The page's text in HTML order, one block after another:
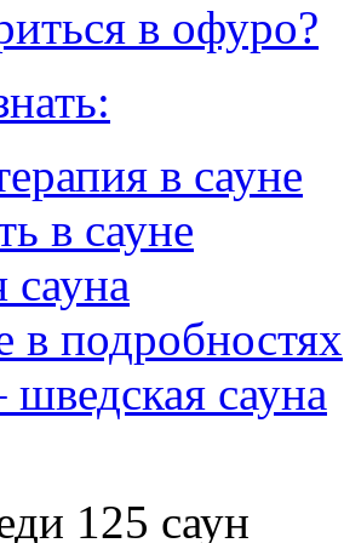
в офуро?
в сауне
в сауне
в подробностях
шведская сауна
125 саун